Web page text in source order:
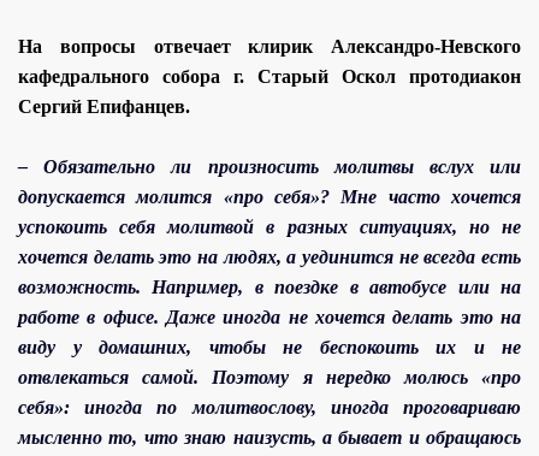
На вопросы отвечает клирик Александро-Невского
кафедрального собора г. Старый Оскол протодиакон
Сергий Епифанцев.
– Обязательно ли произносить молитвы вслух или
допускается молится «про себя»? Мне часто хочется
успокоить себя молитвой в разных ситуациях, но не
хочется делать это на людях, а уединится не всегда есть
возможность. Например, в поездке в автобусе или на
работе в офисе. Даже иногда не хочется делать это на
виду у домашних, чтобы не беспокоить их и не
отвлекаться самой. Поэтому я нередко молюсь «про
себя»: иногда по молитвослову, иногда проговариваю
мысленно то, что знаю наизусть, а бывает и обращаюсь